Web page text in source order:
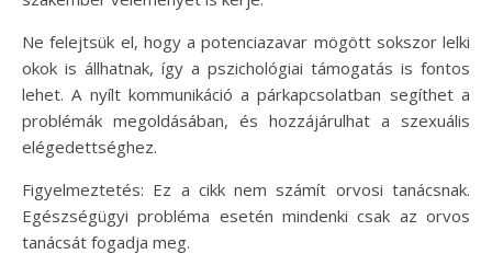
Ne felejtsük el, hogy a potenciazavar mögött sokszor lelki
okok is állhatnak, így a pszichológiai támogatás is fontos
lehet. A nyílt kommunikáció a párkapcsolatban segíthet a
problémák megoldásában, és hozzájárulhat a szexuális
elégedettséghez.
Figyelmeztetés: Ez a cikk nem számít orvosi tanácsnak.
Egészségügyi probléma esetén mindenki csak az orvos
tanácsát fogadja meg.